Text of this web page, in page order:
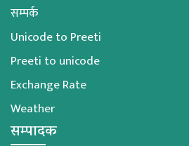
सम्पर्क
Unicode to Preeti
Preeti to unicode
Exchange Rate
Weather
सम्पादक